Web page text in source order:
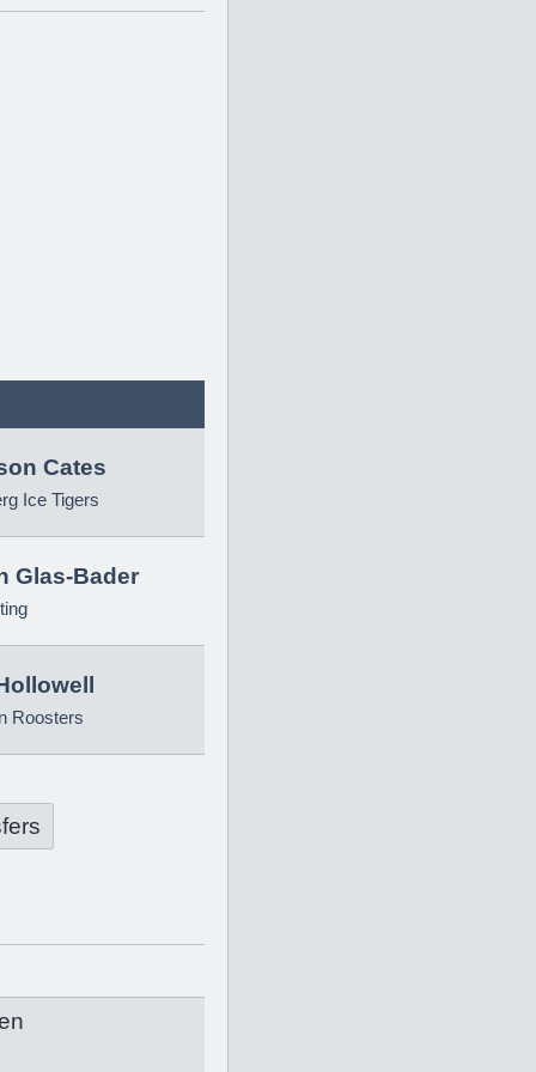
Cates
Ice Tigers
Glas-Bader
Roosters